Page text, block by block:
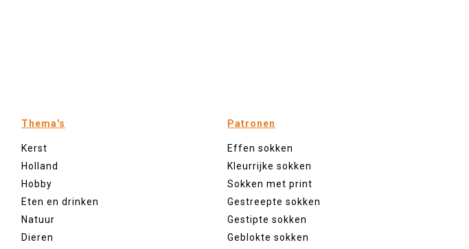
Thema's
Kerst
Holland
Hobby
Eten en drinken
Natuur
Dieren
Patronen
Effen sokken
Kleurrijke sokken
Sokken met print
Gestreepte sokken
Gestipte sokken
Geblokte sokken